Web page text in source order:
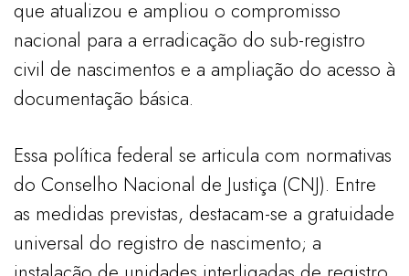
que atualizou e ampliou o compromisso
nacional para a erradicação do sub-registro
civil de nascimentos e a ampliação do acesso à
documentação básica.
Essa política federal se articula com normativas
do Conselho Nacional de Justiça (CNJ). Entre
as medidas previstas, destacam-se a gratuidade
universal do registro de nascimento; a